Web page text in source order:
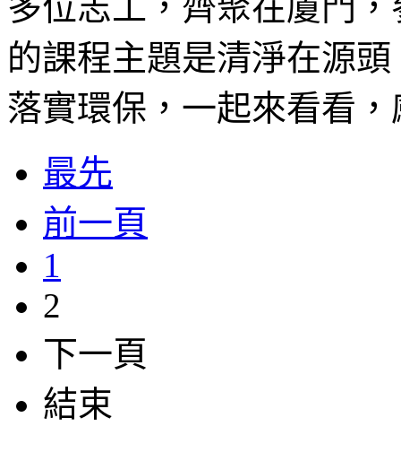
的課程主題是清淨在源
落實環保，一起來看看
最先
前一頁
1
2
下一頁
結束